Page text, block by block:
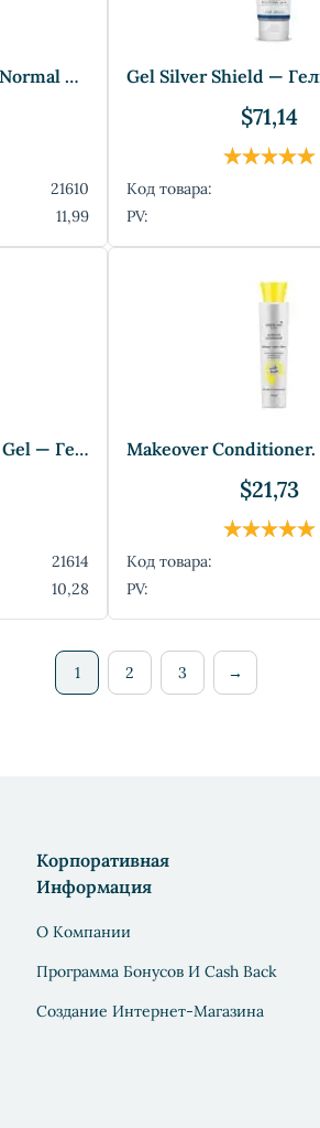
Energy Shampoo. Oily & Normal Hair. — Ша
21610
11,99
$71,14
Код товара:
PV:
Magnolia Charm Shower Gel — Гель для ду
21614
10,28
$21,73
Код товара:
PV:
1 2 3 →
Корпоративная
Информация
О Компании
Программа Бонусов И Cash Back
Создание Интернет-Магазина